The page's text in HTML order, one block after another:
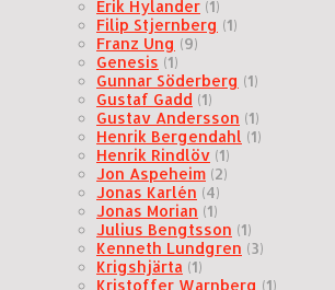
Erik Hylander (1)
Filip Stjernberg (1)
Franz Ung (9)
Genesis (1)
Gunnar Söderberg (1)
Gustaf Gadd (1)
Gustav Andersson (1)
Henrik Bergendahl (1)
Henrik Rindlöv (1)
Jon Aspeheim (2)
Jonas Karlén (4)
Jonas Morian (1)
Julius Bengtsson (1)
Kenneth Lundgren (3)
Krigshjärta (1)
Kristoffer Warnberg (1)